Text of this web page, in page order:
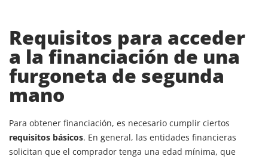
Requisitos para acceder
a la financiación de una
furgoneta de segunda
mano
Para obtener financiación, es necesario cumplir ciertos
requisitos básicos. En general, las entidades financieras
solicitan que el comprador tenga una edad mínima, que